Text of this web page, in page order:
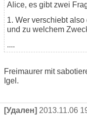
Alice, es gibt zwei
1. Wer verschiebt
und zu welchem
....
Freimaurer mit
Igel.
[Удален] 2013.11.06